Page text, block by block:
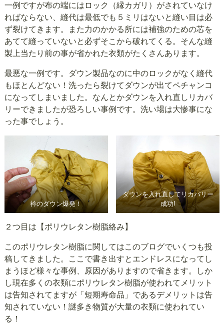
一例ですが布の端にはロック（縁カガリ）がされていなけ
ればならない、縫代は最低でも５ミリはないと縫い目は必
ず裂けてきます。また力のかかる所には補強のための芯を
あてて縫っていないと必ずそこから破れてくる。そんな縫
製上当たり前の事が省かれた衣類がたくさんあります。
最悪な一例です。ダウン製品なのに中のロックがなく縫代
もほとんどない！洗ったら裂けてダウンが出てペチャンコ
になってしまいました。なんとかダウンを入れ直しリカバ
リーできましたが恐ろしい事例です。洗い場は大惨事にな
った事でしょう。
衿のダウン爆発！
ダウンを入れ直してリカバリー
成功!
２つ目は【ポリウレタン樹脂絡み】
このポリウレタン樹脂に関してはこのブログでいくつも投
稿してきました。ここで書き出すとエンドレスになってし
まうほど様々な事例、原因がありますので省きます。しか
し現在多くの衣類にポリウレタン樹脂が使われてメリット
は告知されてますが「短期寿命品」であるデメリットは告
知されていない！謎多き物質が大量の衣類に使われてい
る！